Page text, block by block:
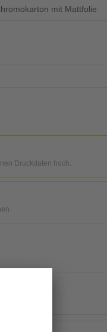
mit Mattfolie
Druckdaten hoch.